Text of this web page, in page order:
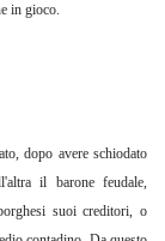
in gioco.
dopo avere schiodato
il barone feudale,
suoi creditori, o